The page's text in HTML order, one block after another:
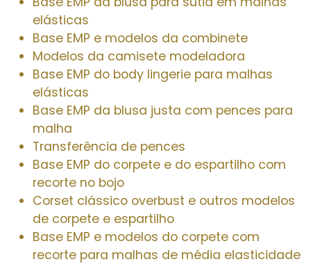
elásticas
Base EMP e modelos da combinete
Modelos da camisete modeladora
Base EMP do body lingerie para malhas
elásticas
Base EMP da blusa justa com pences para
malha
Transferência de pences
Base EMP do corpete e do espartilho com
recorte no bojo
Corset clássico overbust e outros modelos
de corpete e espartilho
Base EMP e modelos do corpete com
recorte para malhas de média elasticidade